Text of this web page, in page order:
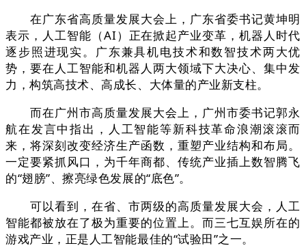
在广东省高质量发展大会上，广东省委书记黄坤明
表示，人工智能（AI）正在掀起产业变革，机器人时代
逐步照进现实。广东兼具机电技术和数智技术两大优
势，要在人工智能和机器人两大领域下大决心、集中发
力，构筑高技术、高成长、大体量的产业新支柱。
而在广州市高质量发展大会上，广州市委书记郭永
航在发言中指出，人工智能等新科技革命浪潮滚滚而
来，将深刻改变经济生产函数，重塑产业结构和布局。
一定要紧抓风口，为千年商都、传统产业插上数智腾飞
的“翅膀”、擦亮绿色发展的“底色”。
可以看到，在省、市两级的高质量发展大会，人工
智能都被放在了极为重要的位置上。而三七互娱所在的
游戏产业，正是人工智能最佳的“试验田”之一。